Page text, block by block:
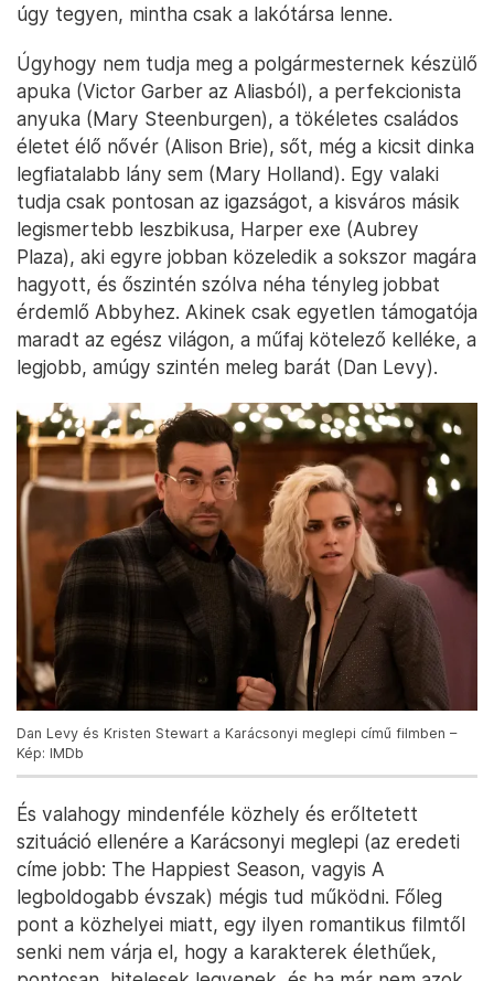
úgy tegyen, mintha csak a lakótársa lenne.
Úgyhogy nem tudja meg a polgármesternek készülő
apuka (Victor Garber az Aliasból), a perfekcionista
anyuka (Mary Steenburgen), a tökéletes családos
életet élő nővér (Alison Brie), sőt, még a kicsit dinka
legfiatalabb lány sem (Mary Holland). Egy valaki
tudja csak pontosan az igazságot, a kisváros másik
legismertebb leszbikusa, Harper exe (Aubrey
Plaza), aki egyre jobban közeledik a sokszor magára
hagyott, és őszintén szólva néha tényleg jobbat
érdemlő Abbyhez. Akinek csak egyetlen támogatója
maradt az egész világon, a műfaj kötelező kelléke, a
legjobb, amúgy szintén meleg barát (Dan Levy).
Dan Levy és Kristen Stewart a Karácsonyi meglepi című filmben –
Kép: IMDb
És valahogy mindenféle közhely és erőltetett
szituáció ellenére a Karácsonyi meglepi (az eredeti
címe jobb: The Happiest Season, vagyis A
legboldogabb évszak) mégis tud működni. Főleg
pont a közhelyei miatt, egy ilyen romantikus filmtől
senki nem várja el, hogy a karakterek élethűek,